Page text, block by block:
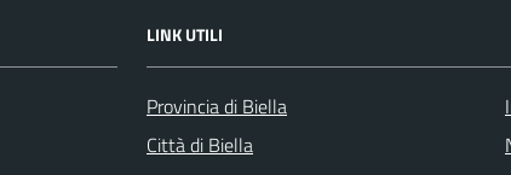
LINK UTILI
Provincia di Biella
Città di Biella